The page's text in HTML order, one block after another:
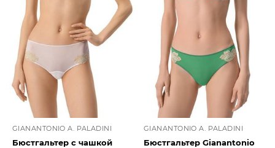
GIANANTONIO A. PALADINI
Бюстгальтер с чашкой
GIANANTONIO A. PALADINI
Бюстгальтер Gianantonio